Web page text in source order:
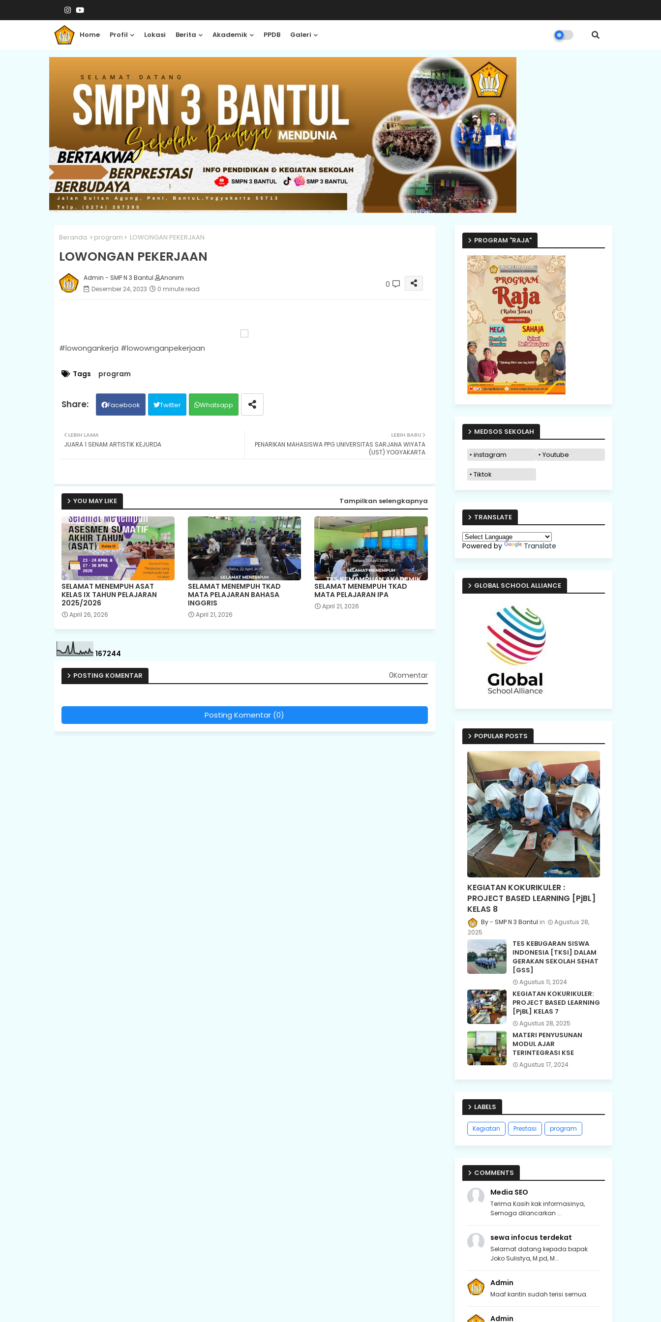
Home Profil Lokasi Berita Akademik PPDB Galeri
Beranda program LOWONGAN PEKERJAAN
LOWONGAN PEKERJAAN
Admin - SMP N 3 Bantul
Anonim
Desember 24, 2023
0 minute read 0
#lowongankerja #lowownganpekerjaan
Tags program
Facebook Twitter Whatsapp
LEBIH BARU
PENARIKAN MAHASISWA PPG UNIVERSITAS SARJANA WIYATA
(UST) YOGYAKARTA
LEBIH LAMA
JUARA 1 SENAM ARTISTIK KEJURDA
YOU MAY LIKE Tampilkan selengkapnya
SELAMAT MENEMPUH ASAT
KELAS IX TAHUN PELAJARAN
2025/2026
April 26, 2026
SELAMAT MENEMPUH TKAD
MATA PELAJARAN BAHASA
INGGRIS
April 21, 2026
SELAMAT MENEMPUH TKAD
MATA PELAJARAN IPA
April 21, 2026
167244
POSTING KOMENTAR 0Komentar
Posting Komentar (0)
PROGRAM "RAJA"
MEDSOS SEKOLAH
instagram Youtube
Tiktok
TRANSLATE
Powered by Translate
GLOBAL SCHOOL ALLIANCE
POPULAR POSTS
KEGIATAN KOKURIKULER :
PROJECT BASED LEARNING [PjBL]
KELAS 8
SMP N 3 Bantul
Agustus 28,
2025
TES KEBUGARAN SISWA
INDONESIA [TKSI] DALAM
GERAKAN SEKOLAH SEHAT
[GSS]
Agustus 11, 2024
KEGIATAN KOKURIKULER:
PROJECT BASED LEARNING
[PjBL] KELAS 7
Agustus 28, 2025
MATERI PENYUSUNAN
MODUL AJAR
TERINTEGRASI KSE
Agustus 17, 2024
LABELS
Kegiatan Prestasi program
COMMENTS
Media SEO
Terima Kasih kak informasinya,
Semoga dilancarkan ...
sewa infocus terdekat
Selamat datang kepada bapak
Joko Sulistya, M.pd, M...
Admin
Maaf kantin sudah terisi semua.
Admin